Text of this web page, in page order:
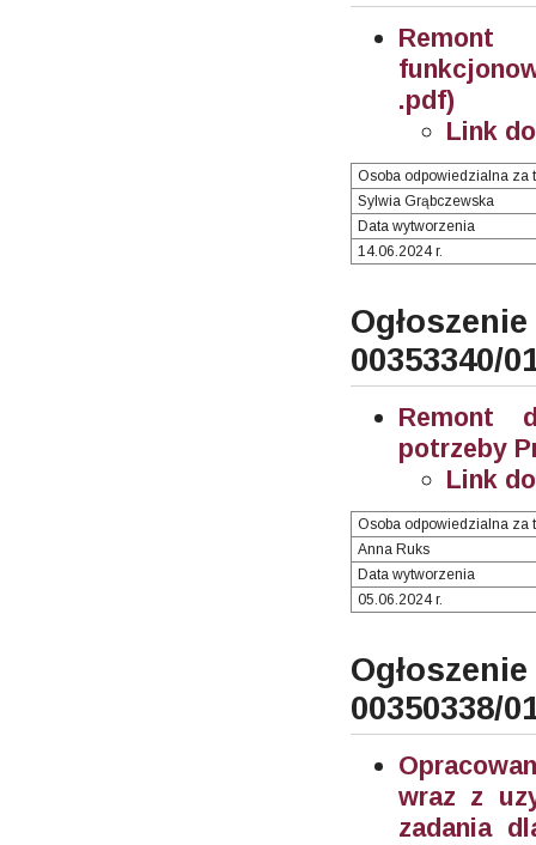
Remont
.pdf)
Link
Osoba odpowiedzialna za
Sylwia Grąbczewska
Data wytworzenia
14.06.2024 r.
00353340/
Remont
potrzeby
Link
Osoba odpowiedzialna za
Anna Ruks
Data wytworzenia
05.06.2024 r.
00350338/
wraz z
zadania